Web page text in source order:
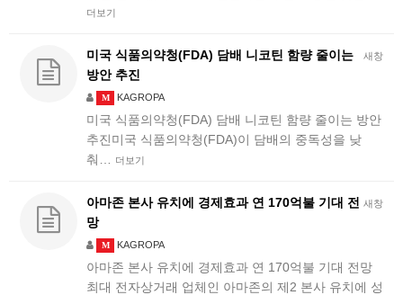
더보기
새창
미국 식품의약청(FDA) 담배 니코틴 함량 줄이는
방안 추진
M KAGROPA
​미국 식품의약청(FDA) 담배 니코틴 함량 줄이는 방안
추진미국 식품의약청(FDA)이 담배의 중독성을 낮
춰…
더보기
새창
아마존 본사 유치에 경제효과 연 170억불 기대 전
망
M KAGROPA
아마존 본사 유치에 경제효과 연 170억불 기대 전망
최대 전자상거래 업체인 아마존의 제2 본사 유치에 성